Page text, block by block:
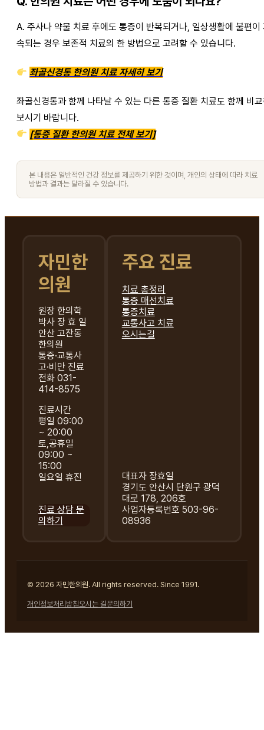
A. 주사나 약물 치료 후에도 통증이 반복되거나, 일상생활에 불편이
속되는 경우 보존적 치료의 한 방법으로 고려할 수 있습니다.
좌골신경통 한의원 치료 자세히 보기
좌골신경통과 함께 나타날 수 있는 다른 통증 질환 치료도 함께 비
보시기 바랍니다.
[통증 질환 한의원 치료 전체 보기]
본 내용은 일반적인 건강 정보를 제공하기 위한 것이며, 개인의 상태에 따라 치료
방법과 결과는 달라질 수 있습니다.
자민한
의원
원장 한의학
박사 장 효 일
안산 고잔동
한의원
통증·교통사
고·비만 진료
전화 031-
414-8575
진료시간
평일 09:00
~ 20:00
토,공휴일
09:00 ~
15:00
일요일 휴진
진료 상담 문
의하기
주요 진료
치료 총정리
통증 매선치료
통증치료
교통사고 치료
오시는길
대표자 장효일
경기도 안산시 단원구 광덕
대로 178, 206호
사업자등록번호 503-96-
08936
© 2026 자민한의원. All rights reserved. Since 1991.
개인정보처리방침오시는 길문의하기